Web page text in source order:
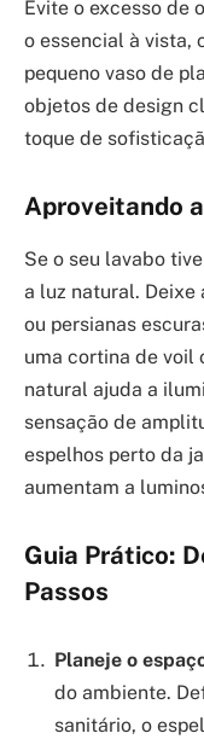
Evite o excesso de
o essencial à vista,
pequeno vaso de
objetos de design
toque de
Aproveitando
Se o seu lavabo
a luz natural. Deixe
ou persianas
uma cortina de voil
natural ajuda a
sensação de
espelhos perto da
aumentam a
Guia Prático:
Passos
Planeje o
do ambiente.
sanitário, o